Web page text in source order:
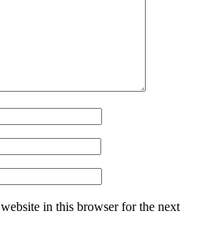
in this browser for the next